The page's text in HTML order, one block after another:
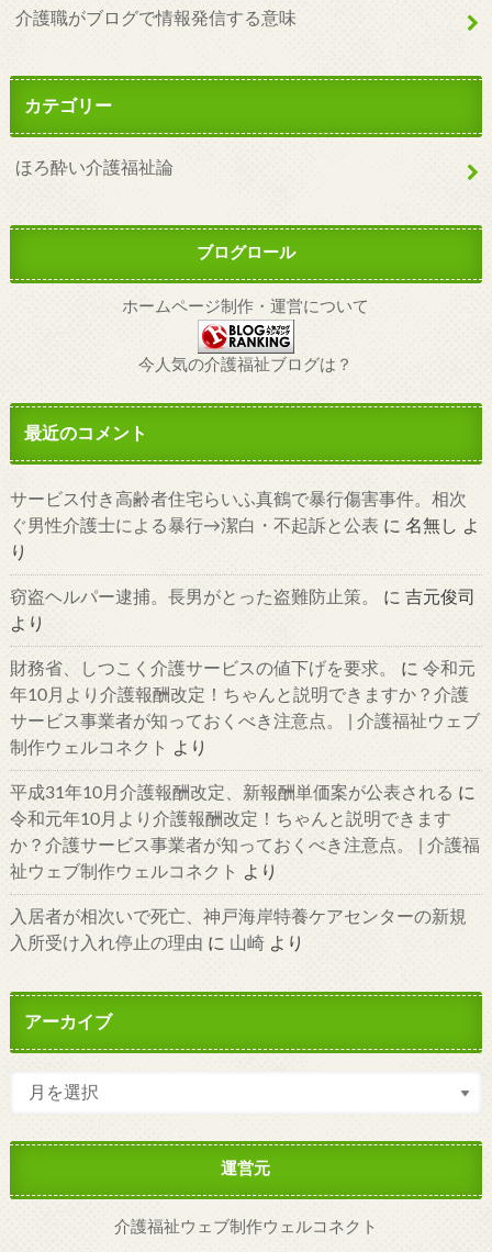
介護職がブログで情報発信する意味
カテゴリー
ほろ酔い介護福祉論
ブログロール
ホームページ制作・運営について
今人気の介護福祉ブログは？
最近のコメント
サービス付き高齢者住宅らいふ真鶴で暴行傷害事件。相次
ぐ男性介護士による暴行→潔白・不起訴と公表 に 名無し よ
り
窃盗ヘルパー逮捕。長男がとった盗難防止策。 に 吉元俊司
より
財務省、しつこく介護サービスの値下げを要求。 に 令和元
年10月より介護報酬改定！ちゃんと説明できますか？介護
サービス事業者が知っておくべき注意点。 | 介護福祉ウェブ
制作ウェルコネクト
より
平成31年10月介護報酬改定、新報酬単価案が公表される に
令和元年10月より介護報酬改定！ちゃんと説明できます
か？介護サービス事業者が知っておくべき注意点。 | 介護福
祉ウェブ制作ウェルコネクト
より
入居者が相次いで死亡、神戸海岸特養ケアセンターの新規
入所受け入れ停止の理由 に 山崎より
アーカイブ
運営元
介護福祉ウェブ制作ウェルコネクト